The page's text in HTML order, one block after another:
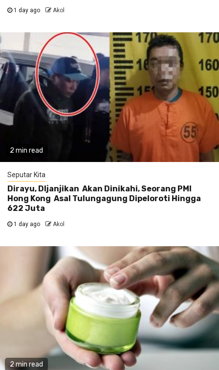
1 day ago Akol
2 min read
Seputar Kita
Dirayu, DIjanjikan Akan Dinikahi, Seorang PMI
Hong Kong Asal Tulungagung Dipeloroti Hingga
622 Juta
1 day ago Akol
2 min read